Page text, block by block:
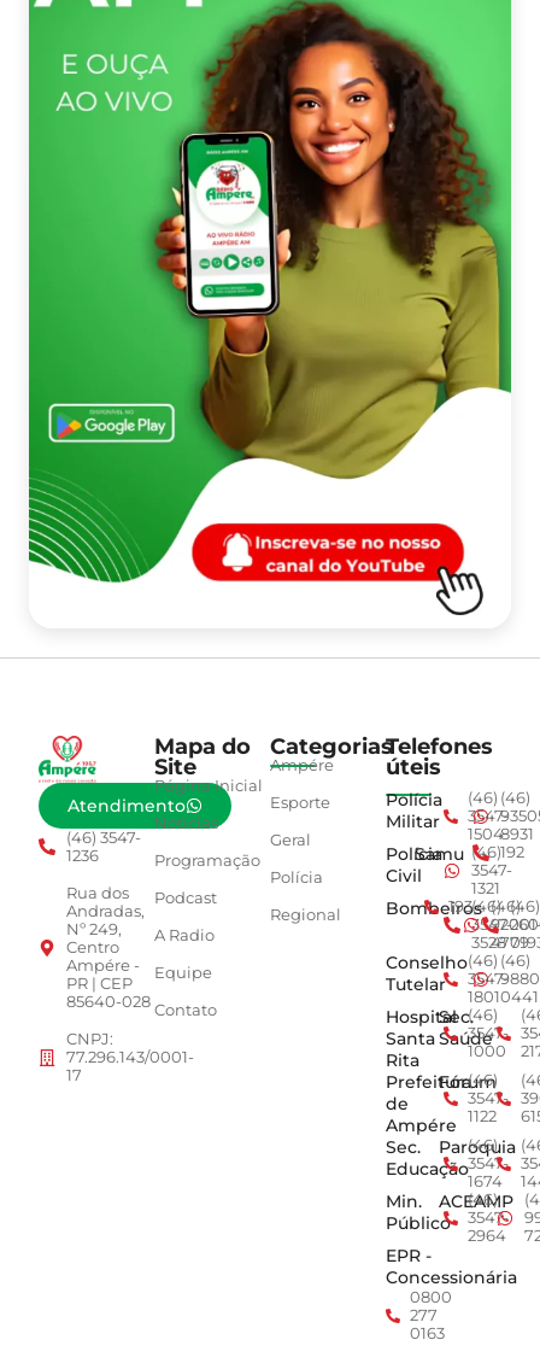
Atendimento
(46) 3547-
1236
Rua dos
Andradas,
Nº 249,
Centro
Ampére -
PR | CEP
85640-028
CNPJ:
77.296.143/0001-
17
Mapa do
Site
Página Inicial
Notícias
Programação
Podcast
A Radio
Equipe
Contato
Categorias
Ampére
Esporte
Geral
Polícia
Regional
Telefones
úteis
Polícia
Militar
(46)
3547-
1504
(46)
8931
Polícia
Civil
Samu (46)
3547-
1321
192
Bombeiros
193(46)
3547-
3528
(46)
4779
(46)
Conselho
Tutelar
(46)
3547-
1801
(46)
0441
Hospital
Santa
Rita
Sec.
Saúde
(46)
3547-
1000
Prefeitura
de
Ampére
Fórum
(46)
3547-
1122
Sec.
Educação
Paroquia
(46)
3547-
1674
Min.
Público
ACEAMP
(46)
3547-
2964
EPR -
Concessionária
0800
277
0163